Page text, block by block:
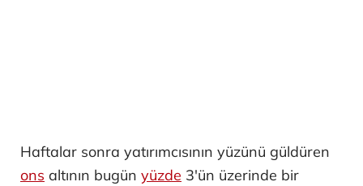
Haftalar sonra yatırımcısının yüzünü güldüren
ons altının bugün yüzde 3'ün üzerinde bir